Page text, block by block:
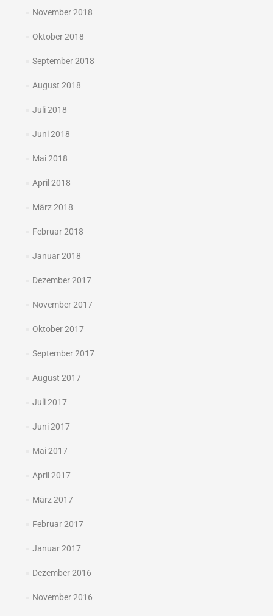
November 2018
Oktober 2018
September 2018
August 2018
Juli 2018
Juni 2018
Mai 2018
April 2018
März 2018
Februar 2018
Januar 2018
Dezember 2017
November 2017
Oktober 2017
September 2017
August 2017
Juli 2017
Juni 2017
Mai 2017
April 2017
März 2017
Februar 2017
Januar 2017
Dezember 2016
November 2016